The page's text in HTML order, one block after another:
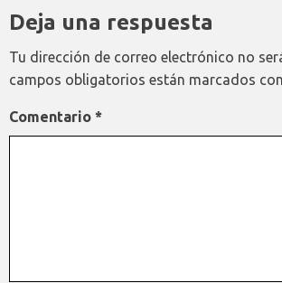
Deja una respuesta
Tu dirección de correo electrónico no
campos obligatorios están marcados con
Comentario *